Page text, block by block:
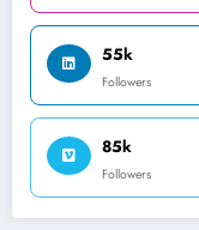
55k
Followers
85k
Followers